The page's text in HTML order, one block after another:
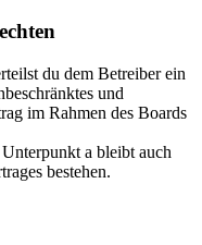
du dem Betreiber ein
und
im Rahmen des Boards
a bleibt auch
bestehen.